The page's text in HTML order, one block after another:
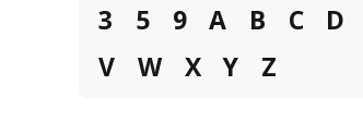
3 5 9 A B C D
V
W X Y Z